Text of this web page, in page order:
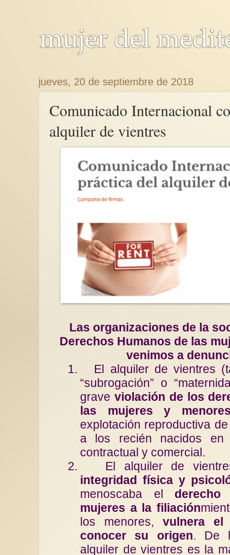
jueves, 20 de septiembre de 2018
Comunicado Internacional
alquiler de vientres
Las organizaciones de la
Derechos Humanos de las
venimos a
1.
El alquiler de vientres
“subrogación” o
grave violación de los
las mujeres y
explotación reproductiva
a los recién nacidos en
contractual y comercial.
2.
El alquiler de
integridad física y
menoscaba el
mujeres a la filiación
los menores, vulnera
conocer su origen. De
alquiler de vientres es la
Situación de la
mercado laboral